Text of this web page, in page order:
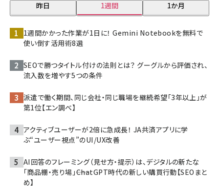
昨日 1週間 1か月
1週間かかった作業が1日に！ Gemini Notebookを無料で
使い倒す活用術8選
SEOで勝つタイトル付けの法則とは？ グーグルから評価され、
流入数を増やす5つの条件
派遣で働く期間、同じ会社・同じ職場を継続希望「3年以上」が
第1位【エン調べ】
アクティブユーザーが2倍に急成長！ JA共済アプリに学
ぶ“ユーザー視点”のUI/UX改善
AI回答のフレーミング（見せ方・提示）は、デジタルの新たな
「商品棚・売り場」――ChatGPT時代の新しい購買行動【SEOまと
め】